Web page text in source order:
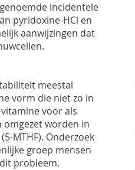
incidentele
pyridoxine-HCl en
aanwijzingen dat
meestal
vorm die niet zo in
voor als
worden in
MTHF). Onderzoek
groep mensen
probleem.